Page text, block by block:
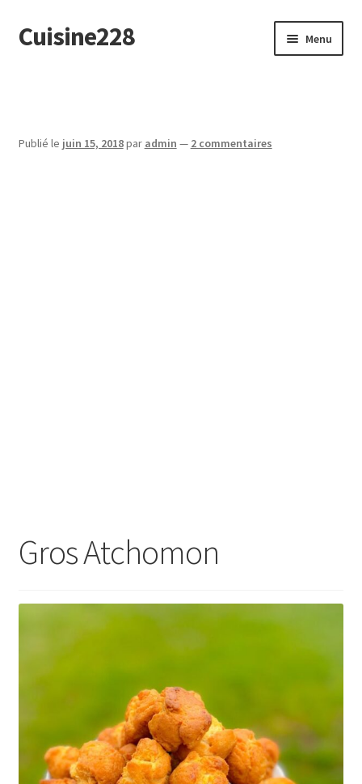
Aller
à
Aller
au
Cuisine228 Menu
Publié le juin 15, 2018par admin — 2 commentaires
Gros Atchomon